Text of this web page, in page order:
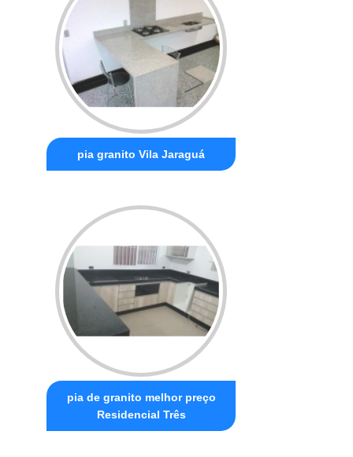
pia granito Vila Jaraguá
pia de granito melhor preço
Residencial Três